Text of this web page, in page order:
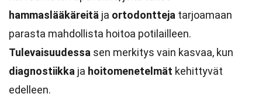
hammaslääkäreitä ja ortodontteja tarjoamaan
parasta mahdollista hoitoa potilailleen.
Tulevaisuudessa sen merkitys vain kasvaa, kun
diagnostiikka ja hoitomenetelmät kehittyvät
edelleen.